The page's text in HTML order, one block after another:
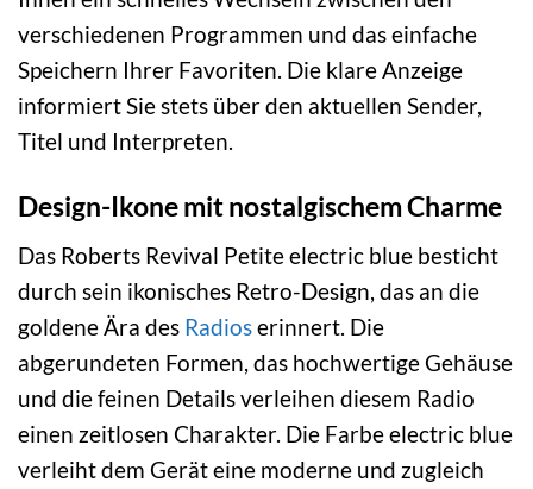
verschiedenen Programmen und das einfache
Speichern Ihrer Favoriten. Die klare Anzeige
informiert Sie stets über den aktuellen Sender,
Titel und Interpreten.
Design-Ikone mit nostalgischem Charme
Das Roberts Revival Petite electric blue besticht
durch sein ikonisches Retro-Design, das an die
goldene Ära des Radioserinnert. Die
abgerundeten Formen, das hochwertige Gehäuse
und die feinen Details verleihen diesem Radio
einen zeitlosen Charakter. Die Farbe electric blue
verleiht dem Gerät eine moderne und zugleich